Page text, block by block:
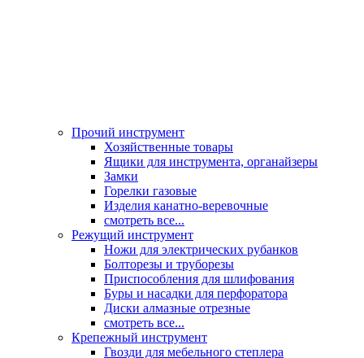
Прочий инструмент
Хозяйственные товары
Ящики для инструмента, органайзеры
Замки
Горелки газовые
Изделия канатно-веревочные
смотреть все...
Режущий инструмент
Ножи для электрических рубанков
Болторезы и труборезы
Приспособления для шлифования
Буры и насадки для перфоратора
Диски алмазные отрезные
смотреть все...
Крепежный инструмент
Гвозди для мебельного степлера